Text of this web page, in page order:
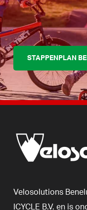
STAPPENPLAN
Velosolutions
ICYCLE B.V. en is